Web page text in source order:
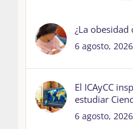
¿La obesidad
6 agosto, 2026
El ICAyCC
estudiar
6 agosto, 2026